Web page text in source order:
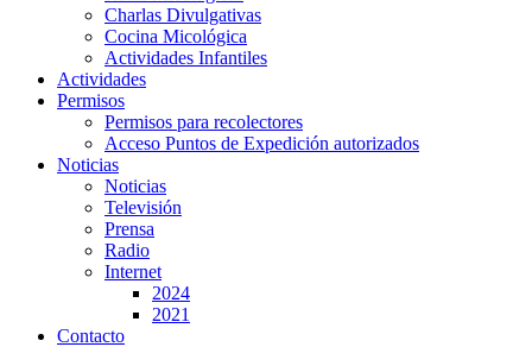
Charlas Divulgativas
Cocina Micológica
Actividades Infantiles
Actividades
Permisos
Permisos para recolectores
Acceso Puntos de Expedición autorizados
Noticias
Noticias
Televisión
Prensa
Radio
Internet
2024
2021
Contacto